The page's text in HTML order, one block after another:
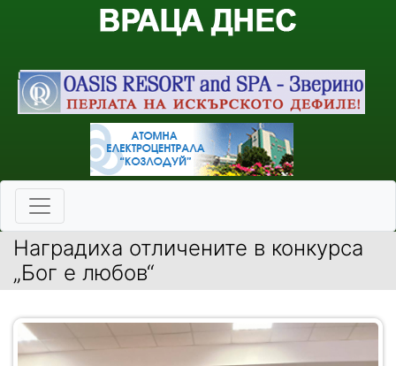
Наградиха отличените в конкурса
„Бог е любов“